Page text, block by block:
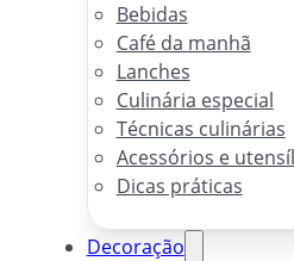
Bebidas
Café da manhã
Lanches
Culinária especial
Técnicas culinárias
Acessórios e
Dicas práticas
Decoração